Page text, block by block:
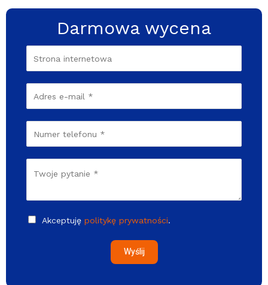
Darmowa wycena
Akceptuję politykę prywatności.
Wyślij